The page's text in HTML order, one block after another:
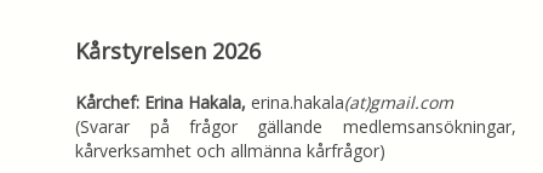
Kårstyrelsen 2026
Kårchef: Erina Hakala,erina.hakala(at)gmail.com
(Svarar på frågor gällande medlemsansökningar,
kårverksamhet och allmänna kårfrågor)